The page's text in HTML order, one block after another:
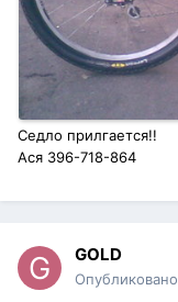
Седло прилгается!!
Ася 396-718-864
GOLD
Опубликовано